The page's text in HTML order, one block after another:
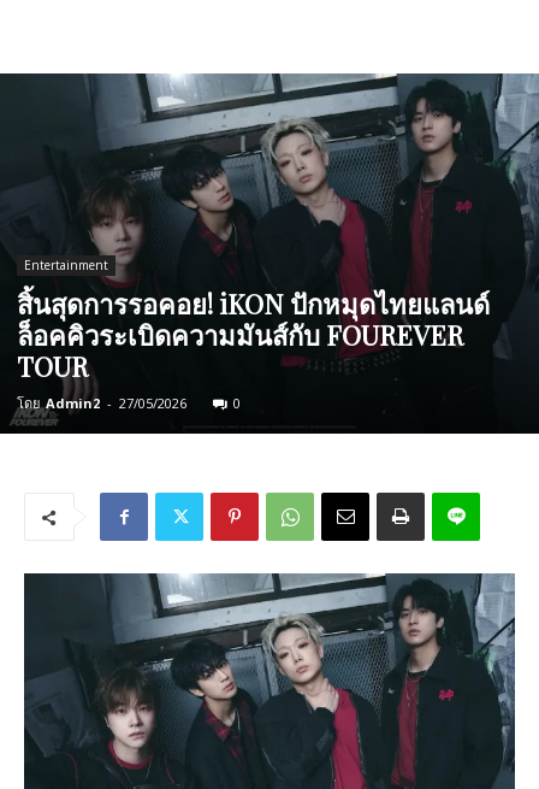
Entertainment
สิ้นสุดการรอคอย! iKON ปักหมุดไทยแลนด์
ล็อคคิวระเบิดความมันส์กับ FOUREVER
TOUR
โดย Admin2 - 27/05/2026 0